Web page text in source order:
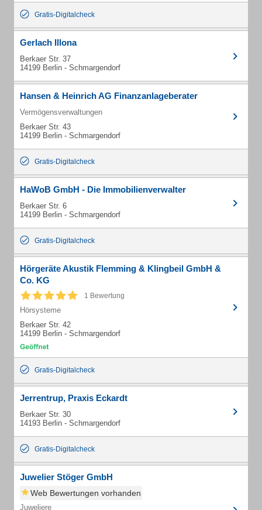
Gratis-Digitalcheck
Gerlach Illona
Berkaer Str. 37
14199 Berlin - Schmargendorf
Hansen & Heinrich AG Finanzanlageberater
Vermögensverwaltungen
Berkaer Str. 43
14199 Berlin - Schmargendorf
Gratis-Digitalcheck
HaWoB GmbH - Die Immobilienverwalter
Berkaer Str. 6
14199 Berlin - Schmargendorf
Gratis-Digitalcheck
Hörgeräte Akustik Flemming & Klingbeil GmbH &
Co. KG
1 Bewertung
Hörsysteme
Berkaer Str. 42
14199 Berlin - Schmargendorf
Gratis-Digitalcheck
Jerrentrup, Praxis Eckardt
Berkaer Str. 30
14193 Berlin - Schmargendorf
Gratis-Digitalcheck
Juwelier Stöger GmbH
Web Bewertungen vorhanden
Juweliere